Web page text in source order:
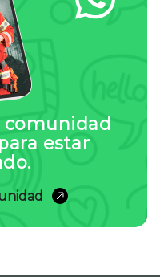
comunidad
estar